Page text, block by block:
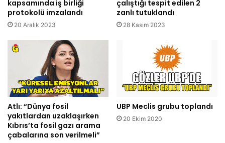
kapsamında iş birliği
protokolü imzalandı
20 Aralık 2023
çalıştığı tespit edilen 2
zanlı tutuklandı
28 Kasım 2023
Atlı: “Dünya fosil
yakıtlardan uzaklaşırken
Kıbrıs’ta fosil gazı arama
çabalarına son verilmeli”
UBP Meclis grubu toplandı
20 Ekim 2020